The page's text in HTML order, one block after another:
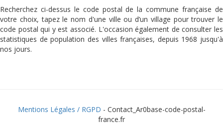
Recherchez ci-dessus le code postal de la commune française de
votre choix, tapez le nom d'une ville ou d’un village pour trouver le
code postal qui y est associé. L'occasion également de consulter les
statistiques de population des villes françaises, depuis 1968 jusqu'à
nos jours.
Mentions Légales / RGPD - Contact_Ar0base-code-postal-
france.fr